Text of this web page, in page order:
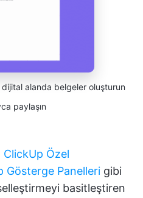
alanda belgeler oluşturun
paylaşın
ClickUp Özel
Gösterge Panelleri gibi
basitleştiren